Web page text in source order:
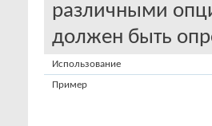
различными
должен быть
Использование
Пример